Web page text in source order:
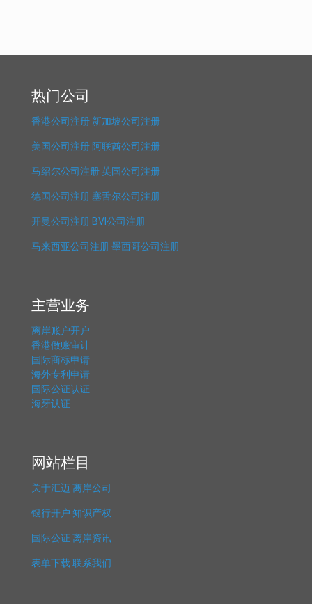
热门公司
香港公司注册 新加坡公司注册
美国公司注册 阿联酋公司注册
马绍尔公司注册英国公司注册
德国公司注册塞舌尔公司注册
开曼公司注册 BVI公司注册
马来西亚公司注册墨西哥公司注册
主营业务
离岸账户开户
香港做账审计
国际商标申请
海外专利申请
国际公证认证
海牙认证
网站栏目
关于汇迈离岸公司
银行开户 知识产权
国际公证 离岸资讯
表单下载联系我们